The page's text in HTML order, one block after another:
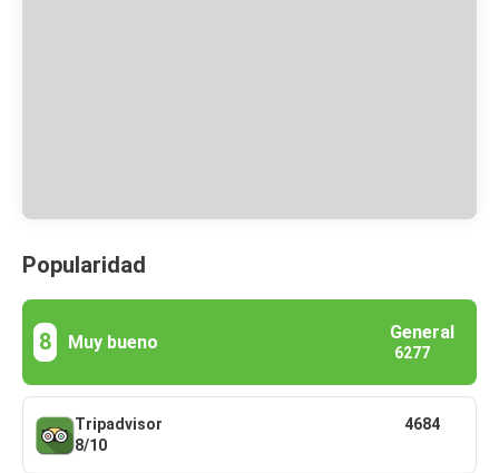
Popularidad
8 Muy bueno General
6277
Tripadvisor
8/10
4684